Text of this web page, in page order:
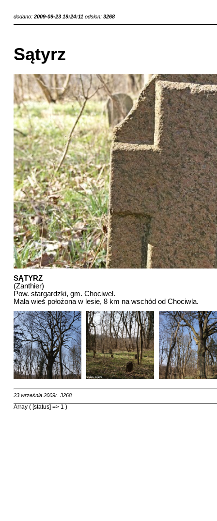
dodano: 2009-09-23 19:24:11 odsłon: 3268
Sątyrz
SĄTYRZ
(Zanthier)
Pow. stargardzki, gm. Chociwel.
Mała wieś położona w lesie, 8 km na wschód od Chociwla.
23 września 2009r. 3268
Array ( [status] => 1 )